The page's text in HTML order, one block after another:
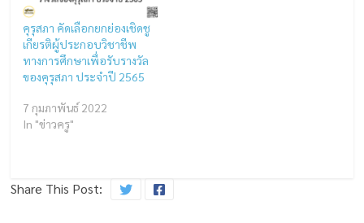
คุรุสภา คัดเลือกยกย่องเชิดชู
เกียรติผู้ประกอบวิชาชีพ
ทางการศึกษาเพื่อรับรางวัล
ของคุรุสภา ประจำปี 2565
7 กุมภาพันธ์ 2022
In "ข่าวครู"
Share This Post: